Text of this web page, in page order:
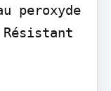
peroxyde
Résistant